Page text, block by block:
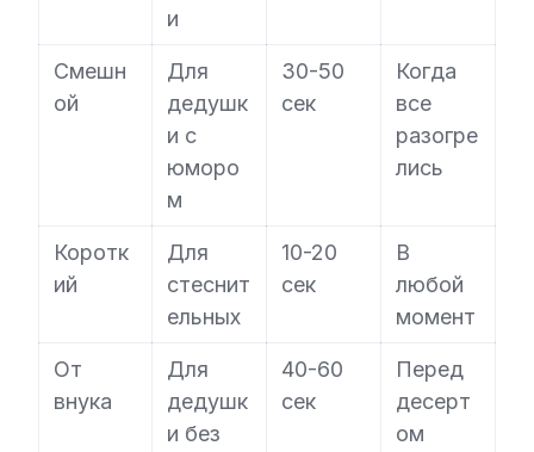
и
Смешн
ой
Для
дедушк
и с
юморо
м
30-50
сек
Когда
все
разогре
лись
Коротк
ий
Для
стеснит
ельных
10-20
сек
В
любой
момент
От
внука
Для
дедушк
и без
40-60
сек
Перед
десерт
ом